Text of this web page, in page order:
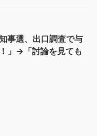
事選、出口調査で与
」→「討論を見ても